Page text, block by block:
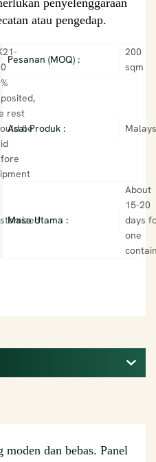
atau pengedap.
Pesanan (MOQ) :
200
sqm
rest
be
Asal Produk :
Masa Utama :
About
15-20
days
one
dan bebas. Panel